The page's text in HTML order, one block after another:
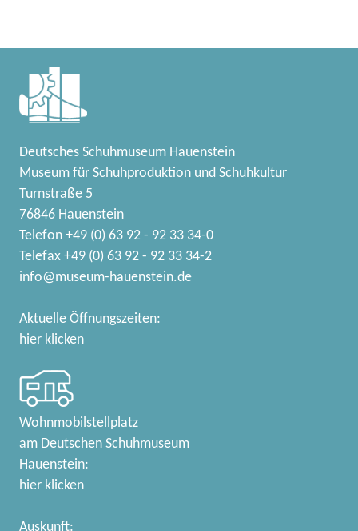
Deutsches Schuhmuseum Hauenstein
Museum für Schuhproduktion und Schuhkultur
Turnstraße 5
76846 Hauenstein
Telefon +49 (0) 63 92 - 92 33 34-0
Telefax +49 (0) 63 92 - 92 33 34-2
info@museum-hauenstein.de
Aktuelle Öffnungszeiten:
hier klicken
Wohnmobilstellplatz
am Deutschen Schuhmuseum
Hauenstein:
hier klicken
Auskunft: